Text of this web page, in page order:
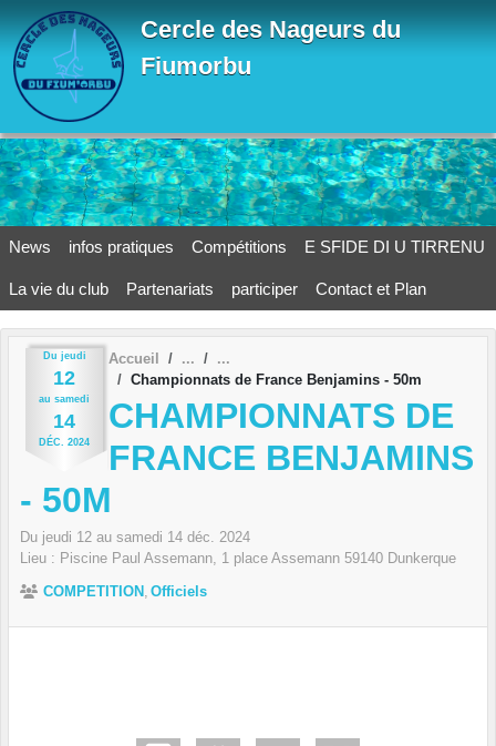
Cercle des Nageurs du
Fiumorbu
News infos pratiques Compétitions E SFIDE DI U TIRRENU
La vie du club Partenariats participer Contact et Plan
Du jeudi
12
au samedi
14
DÉC. 2024
Accueil
Championnats de France Benjamins - 50m
CHAMPIONNATS DE
FRANCE BENJAMINS
- 50M
Du jeudi 12 au samedi 14 déc. 2024
Lieu : Piscine Paul Assemann, 1 place Assemann 59140 Dunkerque
COMPETITION Officiels
Panneau de gestion des cookies